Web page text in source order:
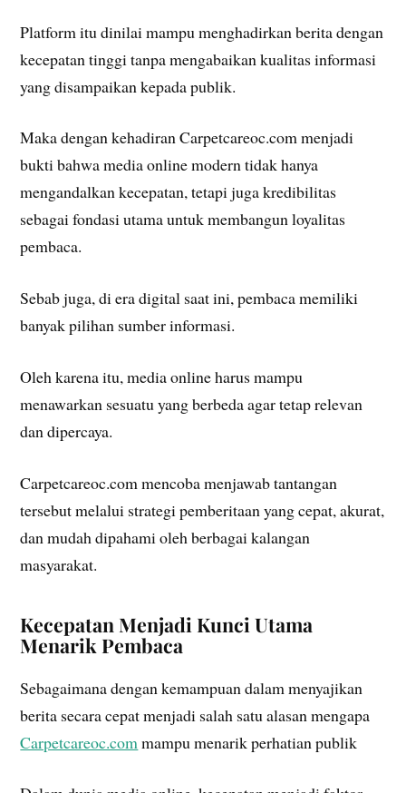
Platform itu dinilai mampu menghadirkan berita dengan
kecepatan tinggi tanpa mengabaikan kualitas informasi
yang disampaikan kepada publik.
Maka dengan kehadiran Carpetcareoc.com menjadi
bukti bahwa media online modern tidak hanya
mengandalkan kecepatan, tetapi juga kredibilitas
sebagai fondasi utama untuk membangun loyalitas
pembaca.
Sebab juga, di era digital saat ini, pembaca memiliki
banyak pilihan sumber informasi.
Oleh karena itu, media online harus mampu
menawarkan sesuatu yang berbeda agar tetap relevan
dan dipercaya.
Carpetcareoc.com mencoba menjawab tantangan
tersebut melalui strategi pemberitaan yang cepat, akurat,
dan mudah dipahami oleh berbagai kalangan
masyarakat.
Kecepatan Menjadi Kunci Utama
Menarik Pembaca
Sebagaimana dengan kemampuan dalam menyajikan
berita secara cepat menjadi salah satu alasan mengapa
Carpetcareoc.com mampu menarik perhatian publik